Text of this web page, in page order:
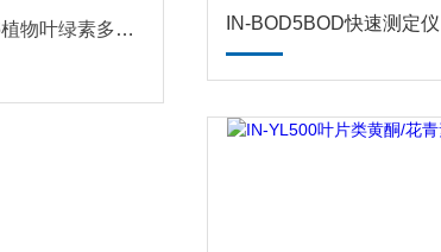
NBI应用逻辑与2026植物叶绿素多酚测量仪选择参考 IN-BOD5BOD快速测定仪